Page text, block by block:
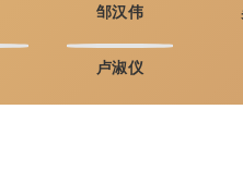
邹汉伟
卢淑仪